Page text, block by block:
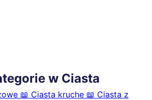
w Ciasta
📖 Ciasta kruche 📖 Ciasta z